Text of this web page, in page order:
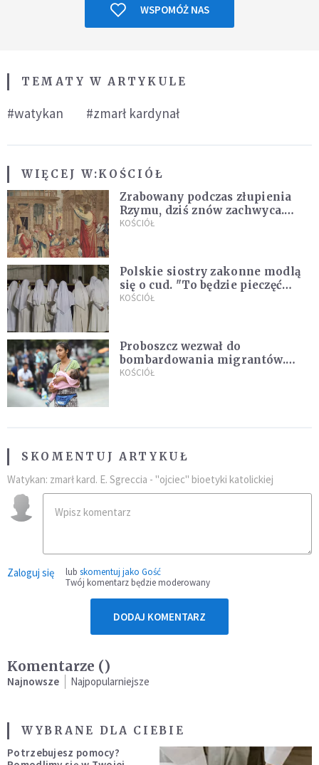
WSPOMÓŻ NAS
TEMATY W ARTYKULE
#watykan #zmarł kardynał
WIĘCEJ W:KOŚCIÓŁ
Zrabowany podczas złupienia
Rzymu, dziś znów zachwyca.
Wyjątkowy arras w Castel
KOŚCIÓŁ
Polskie siostry zakonne modlą
się o cud. "To będzie pieczęć
Pana Boga dla naszej wiary"
KOŚCIÓŁ
Proboszcz wezwał do
bombardowania migrantów.
"Masowy ogień przeciwko
KOŚCIÓŁ
SKOMENTUJ ARTYKUŁ
Watykan: zmarł kard. E. Sgreccia - "ojciec" bioetyki katolickiej
Zaloguj się lub skomentuj jako Gość
Twój komentarz będzie moderowany
DODAJ KOMENTARZ
Komentarze ()
Najnowsze Najpopularniejsze
WYBRANE DLA CIEBIE
Potrzebujesz pomocy?